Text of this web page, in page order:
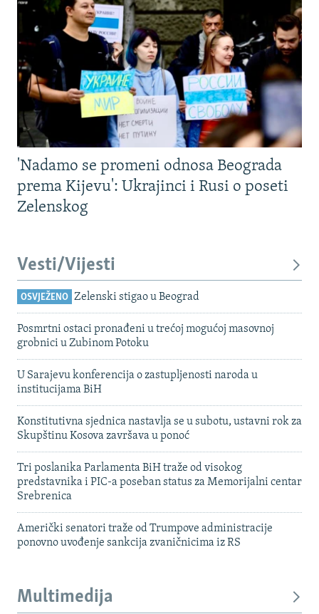
'Nadamo se promeni odnosa Beograda
prema Kijevu': Ukrajinci i Rusi o poseti
Zelenskog
Vesti/Vijesti
OSVJEŽENO Zelenski stigao u Beograd
Posmrtni ostaci pronađeni u trećoj mogućoj masovnoj
grobnici u Zubinom Potoku
U Sarajevu konferencija o zastupljenosti naroda u
institucijama BiH
Konstitutivna sjednica nastavlja se u subotu, ustavni rok za
Skupštinu Kosova završava u ponoć
Tri poslanika Parlamenta BiH traže od visokog
predstavnika i PIC-a poseban status za Memorijalni centar
Srebrenica
Američki senatori traže od Trumpove administracije
ponovno uvođenje sankcija zvaničnicima iz RS
Multimedija